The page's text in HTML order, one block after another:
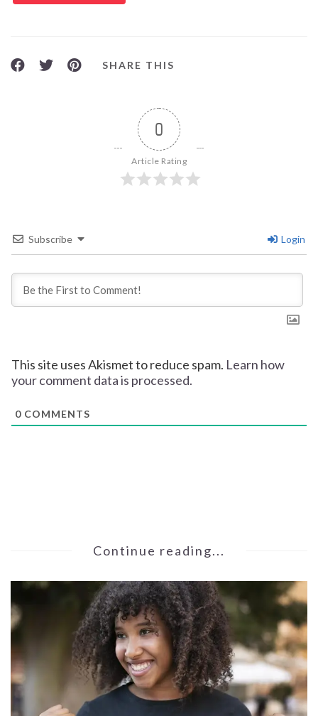
SHARE THIS
0
Article Rating
Subscribe Login
This site uses Akismet to reduce spam. Learn how
your comment data is processed.
0 COMMENTS
Continue reading...